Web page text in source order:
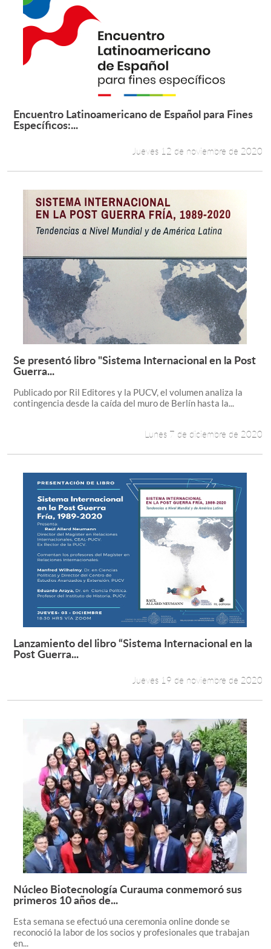
Leer más +
Encuentro Latinoamericano de Español para Fines
Específicos:...
Jueves 12 de noviembre de 2020
Leer más +
Se presentó libro "Sistema Internacional en la Post
Guerra...
Publicado por Ril Editores y la PUCV, el volumen analiza la
contingencia desde la caída del muro de Berlín hasta la...
Lunes 7 de diciembre de 2020
Leer más +
Lanzamiento del libro “Sistema Internacional en la
Post Guerra...
Jueves 19 de noviembre de 2020
Leer más +
Núcleo Biotecnología Curauma conmemoró sus
primeros 10 años de...
Esta semana se efectuó una ceremonia online donde se
reconoció la labor de los socios y profesionales que trabajan
en...